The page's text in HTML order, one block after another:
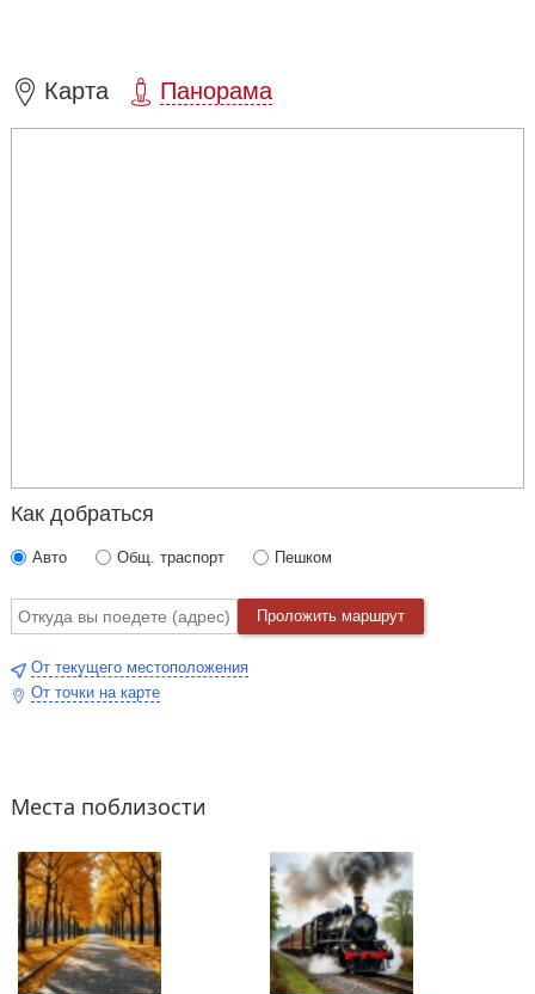
Карта Панорама
Как добраться
Авто Общ. траспорт Пешком
Проложить маршрут
От текущего местоположения
От точки на карте
Места поблизости